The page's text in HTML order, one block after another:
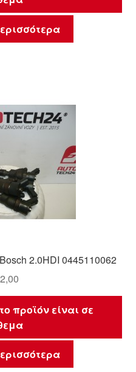
2.0HDI 0445110062
προϊόν είναι σε